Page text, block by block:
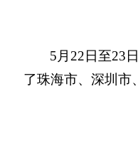
5月22日至23
了珠海市、深圳市